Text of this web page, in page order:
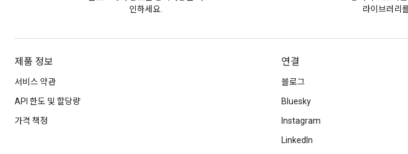
인하세요.
라이브러리
제품 정보
서비스 약관
API 한도 및 할당량
가격 책정
연결
블로그
Bluesky
Instagram
LinkedIn